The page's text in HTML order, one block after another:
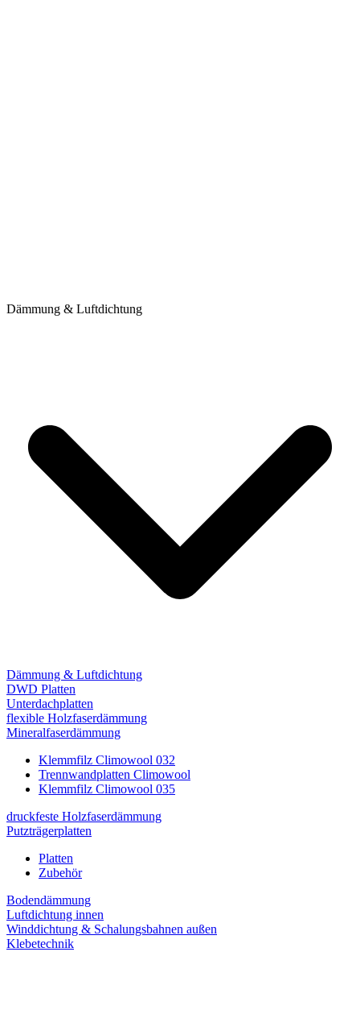
Dämmung & Luftdichtung
Dämmung & Luftdichtung
DWD Platten
Unterdachplatten
flexible Holzfaserdämmung
Mineralfaserdämmung
Klemmfilz Climowool 032
Trennwandplatten Climowool
Klemmfilz Climowool 035
druckfeste Holzfaserdämmung
Putzträgerplatten
Platten
Zubehör
Bodendämmung
Luftdichtung innen
Winddichtung & Schalungsbahnen außen
Klebetechnik